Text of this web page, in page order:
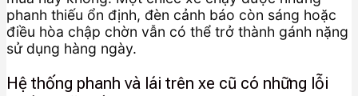
phanh thiếu ổn định, đèn cảnh báo còn sáng hoặc
điều hòa chập chờn vẫn có thể trở thành gánh nặng
sử dụng hàng ngày.
Hệ thống phanh và lái trên xe cũ có những lỗi